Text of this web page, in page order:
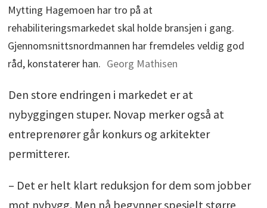
Mytting Hagemoen har tro på at
rehabiliteringsmarkedet skal holde bransjen i gang.
Gjennomsnittsnordmannen har fremdeles veldig god
råd, konstaterer han. Georg Mathisen
Den store endringen i markedet er at
nybyggingen stuper. Novap merker også at
entreprenører går konkurs og arkitekter
permitterer.
– Det er helt klart reduksjon for dem som jobber
mot nybygg. Men nå begynner spesielt større